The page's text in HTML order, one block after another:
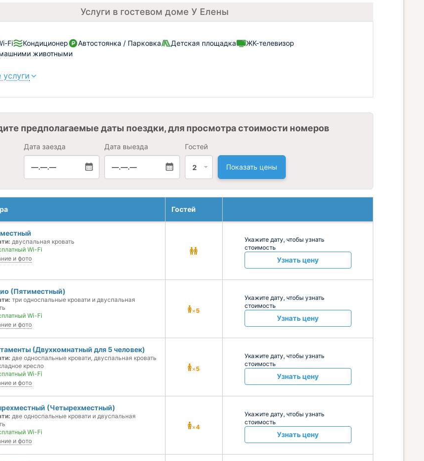
Услуги в гостевом доме У Елены
Fi Кондиционер Автостоянка / Парковка Детская площадка
ЖК-телевизор
животными
услуги
предполагаемые даты поездки, для просмотра стоимости номеров
Дата заезда
—.—.—
Дата выезда
—.—.—
Гостей
2 Показать цены
Гостей
двуспальная кровать
Wi-Fi
и фото
Укажите дату, чтобы узнать
стоимость
Узнать цену
(Пятиместный)
три односпальные кровати и двуспальная
Wi-Fi
и фото
×5
Укажите дату, чтобы узнать
стоимость
Узнать цену
(Двухкомнатный для 5 человек)
две односпальные кровати, двуспальная кровать
кресло
Wi-Fi
и фото
×5
Укажите дату, чтобы узнать
стоимость
Узнать цену
(Четырехместный)
две односпальные кровати и двуспальная
Wi-Fi
и фото
×4
Укажите дату, чтобы узнать
стоимость
Узнать цену